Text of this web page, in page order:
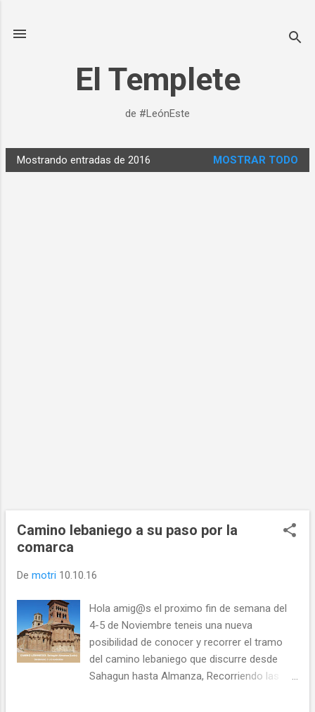
El Templete
de #LeónEste
E
Mostrando entradas de 2016 MOSTRAR TODO
Camino lebaniego a su paso por la
comarca
De motri 10.10.16
Hola amig@s el proximo fin de semana del
4-5 de Noviembre teneis una nueva
posibilidad de conocer y recorrer el tramo
del camino lebaniego que discurre desde
Sahagun hasta Almanza, Recorriendo las